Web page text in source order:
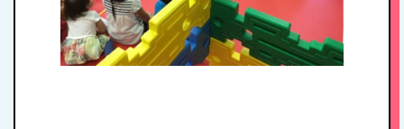
私たちの思い・教